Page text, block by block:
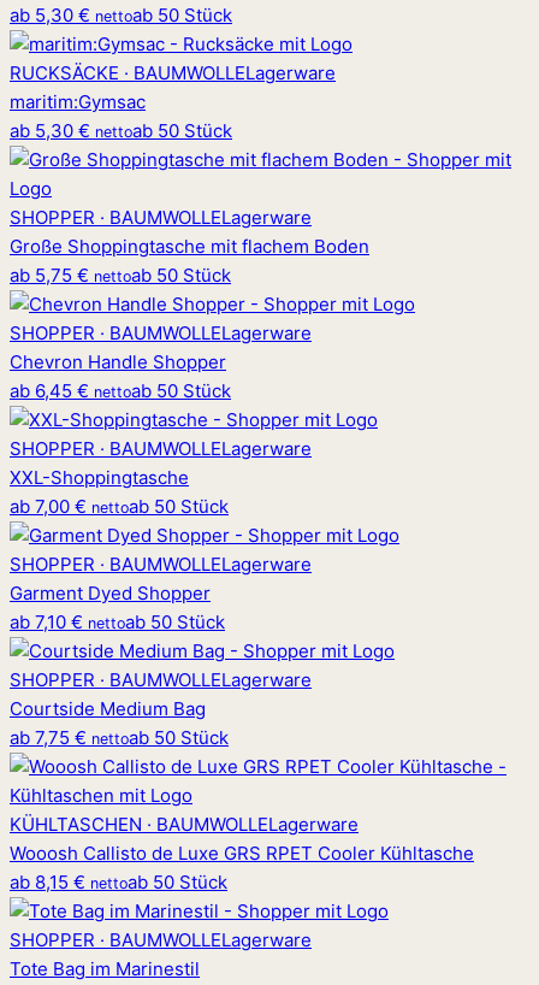
ab 5,30 € nettoab 50 Stück
RUCKSÄCKE · BAUMWOLLELagerware
maritim:Gymsac
ab 5,30 € nettoab 50 Stück
SHOPPER · BAUMWOLLELagerware
Große Shoppingtasche mit flachem Boden
ab 5,75 € nettoab 50 Stück
SHOPPER · BAUMWOLLELagerware
Chevron Handle Shopper
ab 6,45 € nettoab 50 Stück
SHOPPER · BAUMWOLLELagerware
XXL-Shoppingtasche
ab 7,00 € nettoab 50 Stück
SHOPPER · BAUMWOLLELagerware
Garment Dyed Shopper
ab 7,10 € nettoab 50 Stück
SHOPPER · BAUMWOLLELagerware
Courtside Medium Bag
ab 7,75 € nettoab 50 Stück
KÜHLTASCHEN · BAUMWOLLELagerware
Wooosh Callisto de Luxe GRS RPET Cooler Kühltasche
ab 8,15 € nettoab 50 Stück
SHOPPER · BAUMWOLLELagerware
Tote Bag im Marinestil